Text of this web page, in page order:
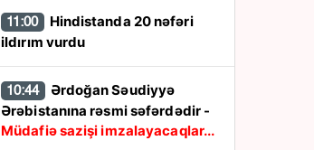
11:00
ildırım vurdu
10:44
Ərəbistanına rəsmi səfərdədir -
Müdafiə sazişi imzalayacaqlar...